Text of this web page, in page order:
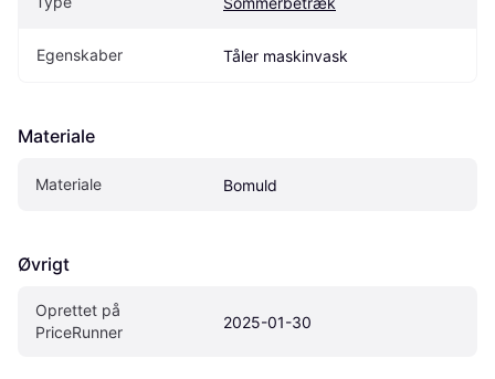
Egenskaber Tåler maskinvask
Materiale
Materiale Bomuld
Øvrigt
Oprettet på
PriceRunner
2025-01-30